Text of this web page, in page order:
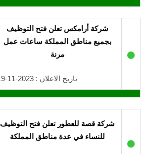
●
شركة أرامكس تعلن فتح التوظيف
بجميع مناطق المملكة ساعات عمل
مرنة
تاريخ الاعلان : 2023-11-19
●
شركة قصة للعطور تعلن فتح التوظيف
للنساء في عدة مناطق المملكة